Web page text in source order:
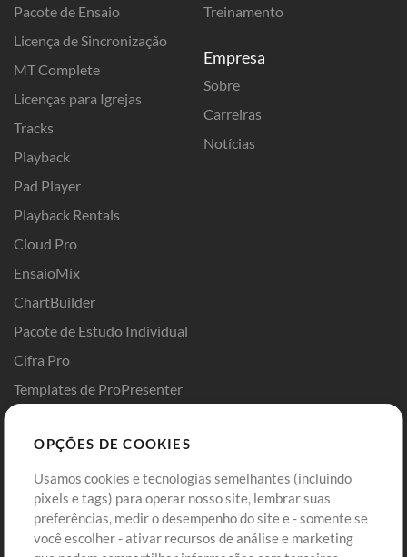
Pacote de Ensaio
Licença de Sincronização
MT Complete
Licenças para Igrejas
Tracks
Playback
Pad Player
Playback Rentals
Cloud Pro
EnsaioMix
ChartBuilder
Pacote de Estudo Individual
Cifra Pro
Templates de ProPresenter
Treinamento
Empresa
Sobre
Carreiras
Notícias
Comprar Créditos
Conteúdo Grátis
Solicite uma Música
Entre
Cadastre-se
Ir ao carrinho
OPÇÕES DE COOKIES
Usamos cookies e tecnologias semelhantes (incluindo
pixels e tags) para operar nosso site, lembrar suas
preferências, medir o desempenho do site e - somente se
você escolher - ativar recursos de análise e marketing